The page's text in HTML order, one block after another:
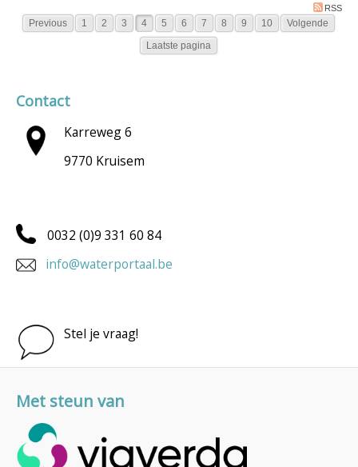
RSS
Previous 1 2 3 4 5 6 7 8 9 10
Volgende
Laatste pagina
Contact
Karreweg 6
9770 Kruisem
0032 (0)9 331 60 84
info@waterportaal.be
Stel je vraag!
Met steun van